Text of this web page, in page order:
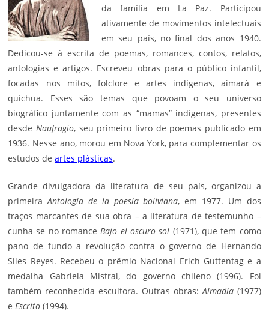
da família em La Paz. Participou
ativamente de movimentos intelectuais
em seu país, no final dos anos 1940.
Dedicou-se à escrita de poemas, romances, contos, relatos,
antologias e artigos. Escreveu obras para o público infantil,
focadas nos mitos, folclore e artes indígenas, aimará e
quíchua. Esses são temas que povoam o seu universo
biográfico juntamente com as “mamas” indígenas, presentes
desdeNaufragio, seu primeiro livro de poemas publicado em
1936. Nesse ano, morou em Nova York, para complementar os
estudos deartes plásticas.
Grande divulgadora da literatura de seu país, organizou a
primeiraAntología de la poesía boliviana, em 1977. Um dos
traços marcantes de sua obra – a literatura de testemunho –
cunha-se no romanceBajo el oscuro sol (1971), que tem como
pano de fundo a revolução contra o governo de Hernando
Siles Reyes. Recebeu o prêmio Nacional Erich Guttentag e a
medalha Gabriela Mistral, do governo chileno (1996). Foi
também reconhecida escultora. Outras obras:Almadía (1977)
eEscrito(1994).